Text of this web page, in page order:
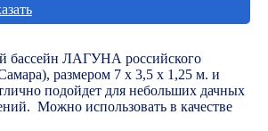
бассейн ЛАГУНА российского
размером 7 х 3,5 х 1,25 м. и
подойдет для небольших дачных
Можно использовать в качестве